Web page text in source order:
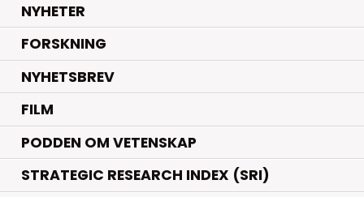
NYHETER.
FORSKNING.
NYHETSBREV
FILM
PODDEN OM VETENSKAP
STRATEGIC RESEARCH INDEX (SRI)